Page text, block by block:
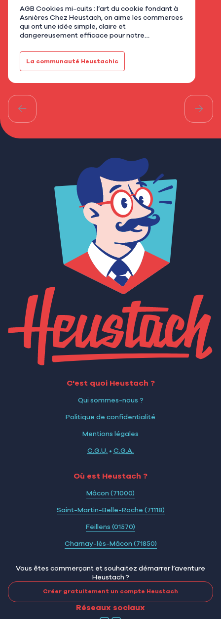
AGB Cookies mi-cuits : l’art du cookie fondant à
Asnières Chez Heustach, on aime les commerces
qui ont une idée simple, claire et
dangereusement efficace pour notre
installé au 21 rue de Bretagne à As…
La communauté Heustachic
C'est quoi Heustach ?
Qui sommes-nous ?
Politique de confidentialité
Mentions légales
C.G.U. • C.G.A.
Où est Heustach ?
Mâcon (71000)
Saint-Martin-Belle-Roche (71118)
Feillens (01570)
Charnay-lès-Mâcon (71850)
Vous êtes commerçant et souhaitez démarrer l’aventure
Heustach ?
Créer gratuitement un compte Heustach
Réseaux sociaux